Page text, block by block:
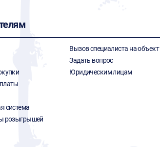
система
розыгрышей
Вызов специалиста на объект
Задать вопрос
Юридическим лицам